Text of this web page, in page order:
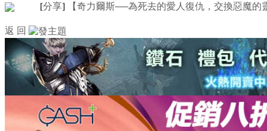
[分享] 【奇力爾斯──為死去的愛人復仇，交換惡魔的
返 回